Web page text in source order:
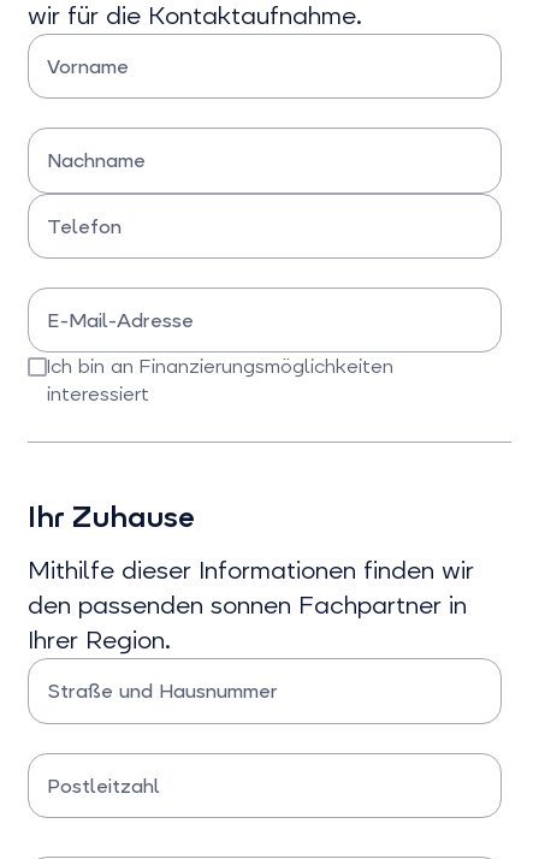
wir für die Kontaktaufnahme.
Vorname
Nachname
Bitte Nachname eingeben
Telefon
E-Mail-Adresse
Bitte E-Mail-Adresse eingeben
Ich bin an Finanzierungsmöglichkeiten
interessiert
Ihr Zuhause
Mithilfe dieser Informationen finden wir
den passenden sonnen Fachpartner in
Ihrer Region.
Straße und Hausnummer
Postleitzahl